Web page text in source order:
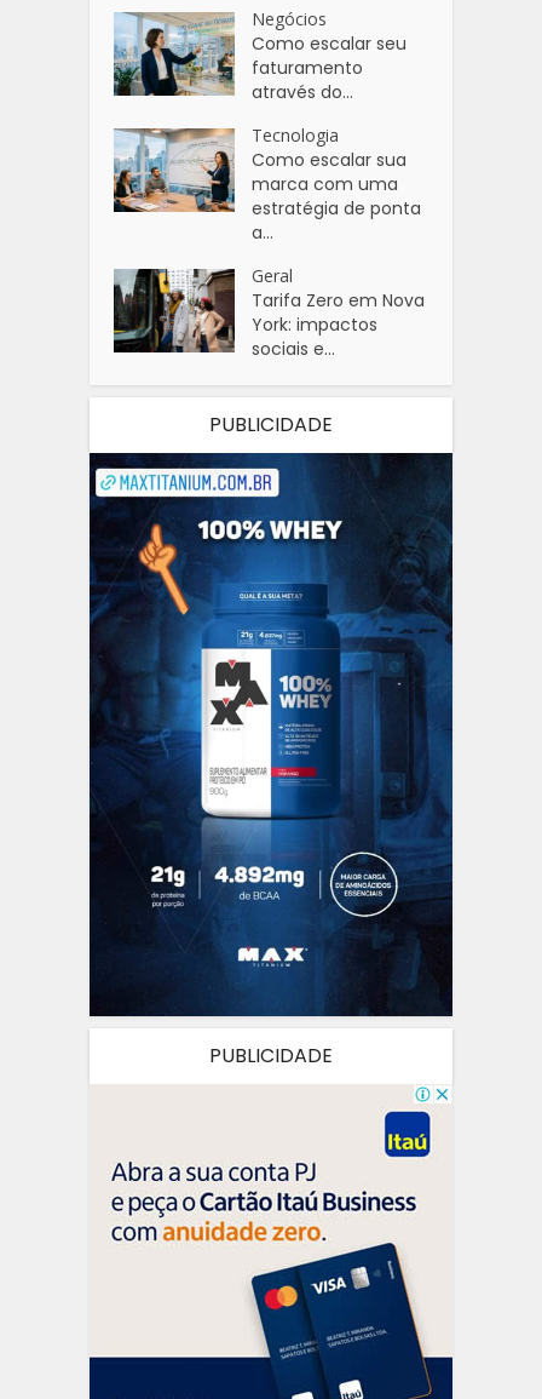
Negócios
Como escalar seu
faturamento
através do...
Tecnologia
Como escalar sua
marca com uma
estratégia de ponta
a...
Geral
Tarifa Zero em Nova
York: impactos
sociais e...
PUBLICIDADE
PUBLICIDADE